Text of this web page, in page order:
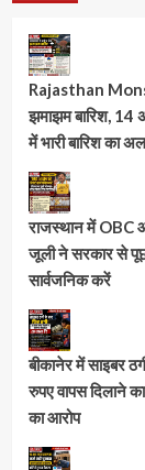
Rajasthan
झमाझम बारिश, 14
में भारी बारिश का
राजस्थान में OBC
जूली ने सरकार से
सार्वजनिक करें
बीकानेर में साइबर
रुपए वापस दिलाने
का आरोप